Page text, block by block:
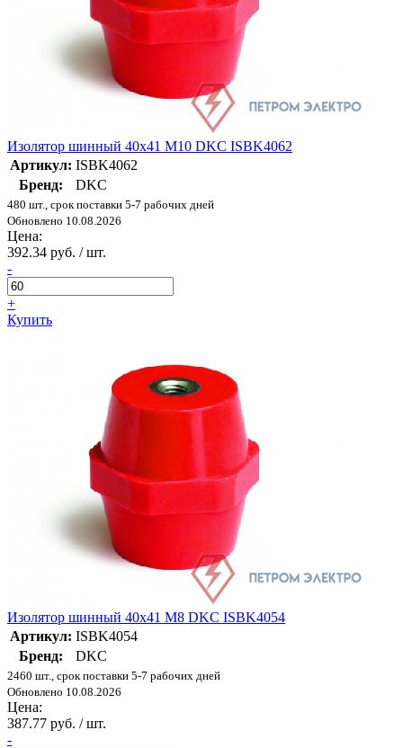
Изолятор шинный 40х41 M10 DKC ISBK4062
Артикул: ISBK4062
Бренд:
DKC
480 шт., срок поставки 5-7 рабочих дней
Обновлено 10.08.2026
Цена:
392.34 руб. / шт.
-
+
Купить
Изолятор шинный 40х41 M8 DKC ISBK4054
Артикул: ISBK4054
Бренд:
DKC
2460 шт., срок поставки 5-7 рабочих дней
Обновлено 10.08.2026
Цена:
387.77 руб. / шт.
-